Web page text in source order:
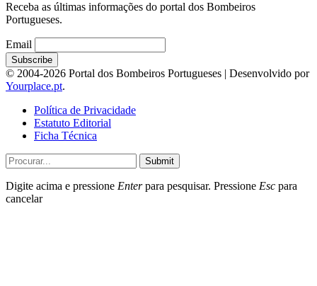
Receba as últimas informações do portal dos Bombeiros
Portugueses.
Email
© 2004-2026 Portal dos Bombeiros Portugueses | Desenvolvido por
Yourplace.pt.
Política de Privacidade
Estatuto Editorial
Ficha Técnica
Submit
Digite acima e pressione Enterpara pesquisar. Pressione Esc para
cancelar